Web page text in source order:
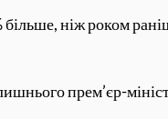
ніж роком
прем’єр-